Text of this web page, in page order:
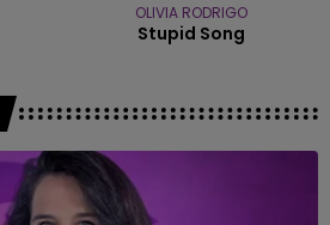
OLIVIA RODRIGO
Stupid Song